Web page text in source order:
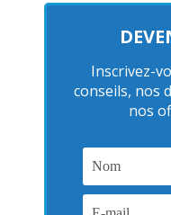
Inscrivez-
conseils, nos
nos